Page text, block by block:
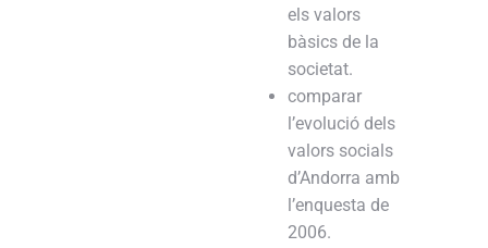
els valors
bàsics de la
societat.
comparar
l’evolució dels
valors socials
d’Andorra amb
l’enquesta de
2006.